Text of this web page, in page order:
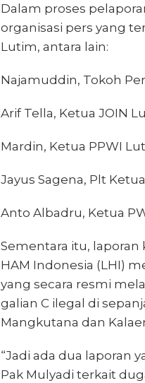
Dalam proses
organisasi pers yang
Lutim, antara lain:
Najamuddin, Tokoh
Arif Tella, Ketua JOIN
Mardin, Ketua PPWI
Jayus Sagena, Plt
Anto Albadru, Ketua
Sementara itu, laporan
HAM Indonesia (LHI)
yang secara resmi
galian C ilegal di
Mangkutana dan
“Jadi ada dua laporan
Pak Mulyadi terkait